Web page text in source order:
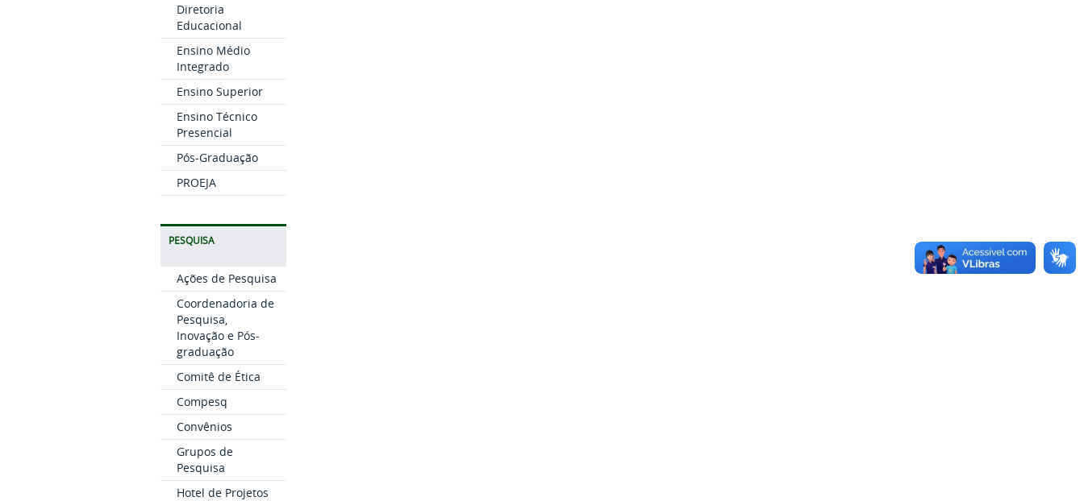
Diretoria
Educacional
Ensino Médio
Integrado
Ensino Superior
Ensino Técnico
Presencial
Pós-Graduação
PROEJA
PESQUISA
Ações de Pesquisa
Coordenadoria de
Pesquisa,
Inovação e Pós-
graduação
Comitê de Ética
Compesq
Convênios
Grupos de
Pesquisa
Hotel de Projetos